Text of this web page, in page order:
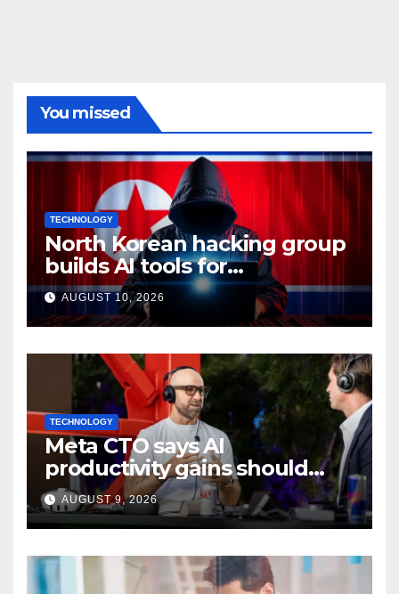
You missed
TECHNOLOGY
North Korean hacking group
builds AI tools for
cyberattacks: Report
AUGUST 10, 2026
TECHNOLOGY
Meta CTO says AI
productivity gains should
mean more work, not extra
time off
AUGUST 9, 2026